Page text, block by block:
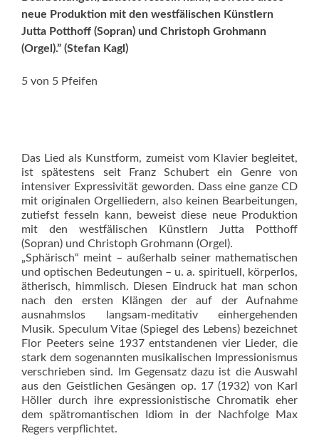
neue Produktion mit den westfälischen Künstlern
Jutta Potthoff (Sopran) und Christoph Grohmann
(Orgel).” (Stefan Kagl)
5 von 5 Pfeifen
Das Lied als Kunstform, zumeist vom Klavier begleitet,
ist spätestens seit Franz Schubert ein Genre von
intensiver Expressivität geworden. Dass eine ganze CD
mit originalen Orgelliedern, also keinen Bearbeitungen,
zutiefst fesseln kann, beweist diese neue Produktion
mit den westfälischen Künstlern Jutta Potthoff
(Sopran) und Christoph Grohmann (Orgel).
„Sphärisch“ meint – außerhalb seiner mathematischen
und optischen Bedeutungen – u. a. spirituell, körperlos,
ätherisch, himmlisch. Diesen Eindruck hat man schon
nach den ersten Klängen der auf der Aufnahme
ausnahmslos langsam-meditativ einhergehenden
Musik. Speculum Vitae (Spiegel des Lebens) bezeichnet
Flor Peeters seine 1937 entstandenen vier Lieder, die
stark dem sogenannten musikalischen Impressionismus
verschrieben sind. Im Gegensatz dazu ist die Auswahl
aus den Geistlichen Gesängen op. 17 (1932) von Karl
Höller durch ihre expressionistische Chromatik eher
dem spätromantischen Idiom in der Nachfolge Max
Regers verpflichtet.